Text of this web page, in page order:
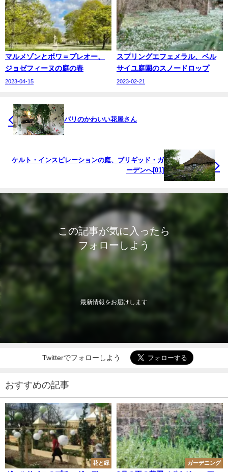
マルメゾンとボワ＝プレオー、
ジョゼフィーヌの庭の春
2023-04-15
スプリングエフェメラル、ベル
サイユ庭園のスノードロップ
2023-02-21
パリのかわいい花屋さん
ケルト・インスピレーションの庭、ブリギッド・ガ
ーデンへ[01]
この記事が気に入ったら
フォローしよう
最新情報をお届けします
Twitterでフォローしよう
おすすめの記事
花と緑 ガーデニング